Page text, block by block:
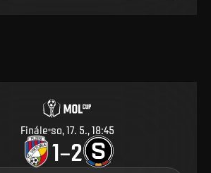
Finále so, 17. 5., 18:45
1–2